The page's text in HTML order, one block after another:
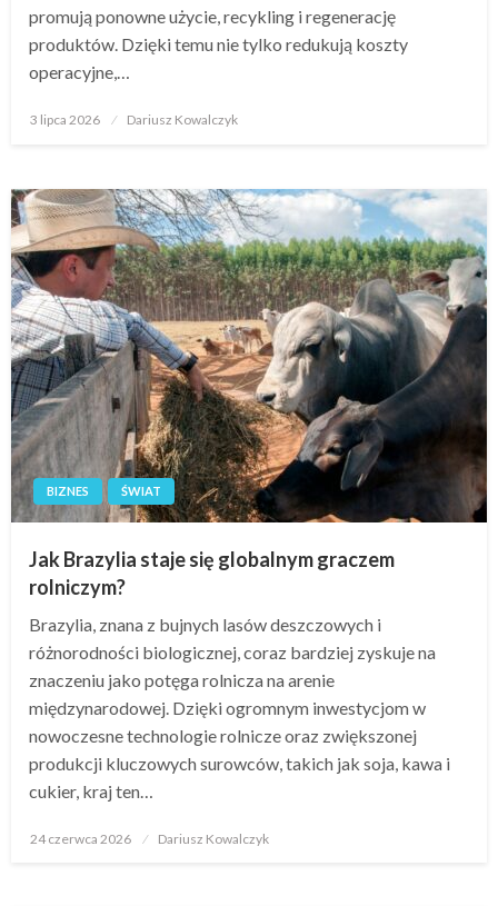
promują ponowne użycie, recykling i regenerację
produktów. Dzięki temu nie tylko redukują koszty
operacyjne,…
Opublikowane
3 lipca 2026 Dariusz Kowalczyk
BIZNES ŚWIAT
Jak Brazylia staje się globalnym graczem
rolniczym?
Brazylia, znana z bujnych lasów deszczowych i
różnorodności biologicznej, coraz bardziej zyskuje na
znaczeniu jako potęga rolnicza na arenie
międzynarodowej. Dzięki ogromnym inwestycjom w
nowoczesne technologie rolnicze oraz zwiększonej
produkcji kluczowych surowców, takich jak soja, kawa i
cukier, kraj ten…
Opublikowane
24 czerwca 2026 Dariusz Kowalczyk